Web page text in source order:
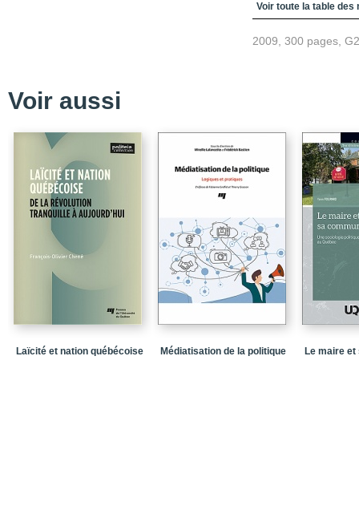
Chapitre 2
Conclusion
Bibliographie
Table des matières
Voir toute la table des
2009, 300 pages,
Voir aussi
Laïcité et nation québécoise Médiatisation de la politique Le maire